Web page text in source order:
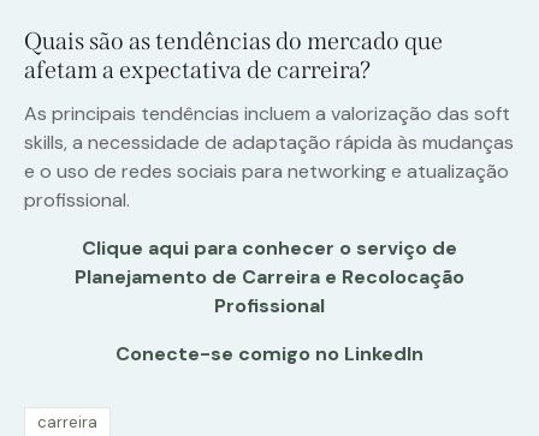
Quais são as tendências do mercado que
afetam a expectativa de carreira?
As principais tendências incluem a valorização das soft
skills, a necessidade de adaptação rápida às mudanças
e o uso de redes sociais para networking e atualização
profissional.
Clique aqui para conhecer o serviço de
Planejamento de Carreira e Recolocação
Profissional
Conecte-se comigo no LinkedIn
carreira